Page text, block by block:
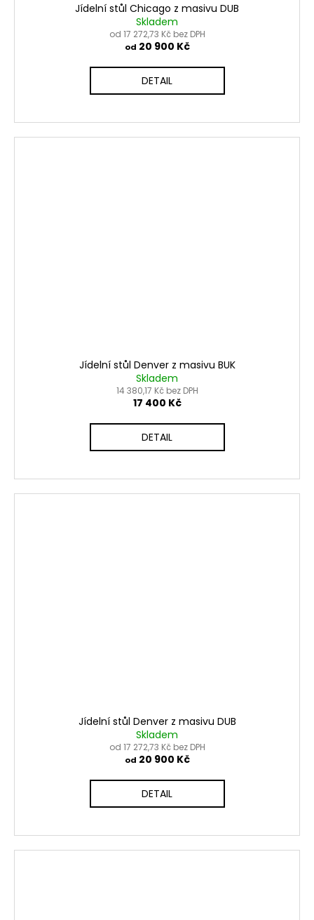
Jídelní stůl Chicago z masivu DUB
Skladem
od 17 272,73 Kč bez DPH
od 20 900 Kč
DETAIL
Jídelní stůl Denver z masivu BUK
Skladem
14 380,17 Kč bez DPH
17 400 Kč
DETAIL
Jídelní stůl Denver z masivu DUB
Skladem
od 17 272,73 Kč bez DPH
od 20 900 Kč
DETAIL